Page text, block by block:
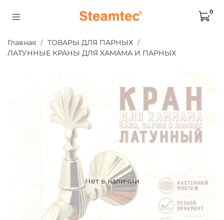
0
Главная
ТОВАРЫ ДЛЯ ПАРНЫХ
ЛАТУННЫЕ КРАНЫ ДЛЯ ХАМАМА И ПАРНЫХ
Нет в наличии